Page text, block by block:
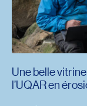
Une belle
l’UQAR en